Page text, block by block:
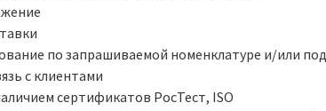
по запрашиваемой номенклатуре и/или
с клиентами
сертификатов РосТест, ISO